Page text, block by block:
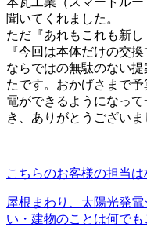
聞いてくれました。
ただ『あれもこれも新し
『今回は本体だけの交
ならではの無駄のない
たです。おかげさまで
電ができるようになっ
き、ありがとうございま
こちらのお客様の担当は
屋根まわり、太陽光発
い・建物のことは何でも